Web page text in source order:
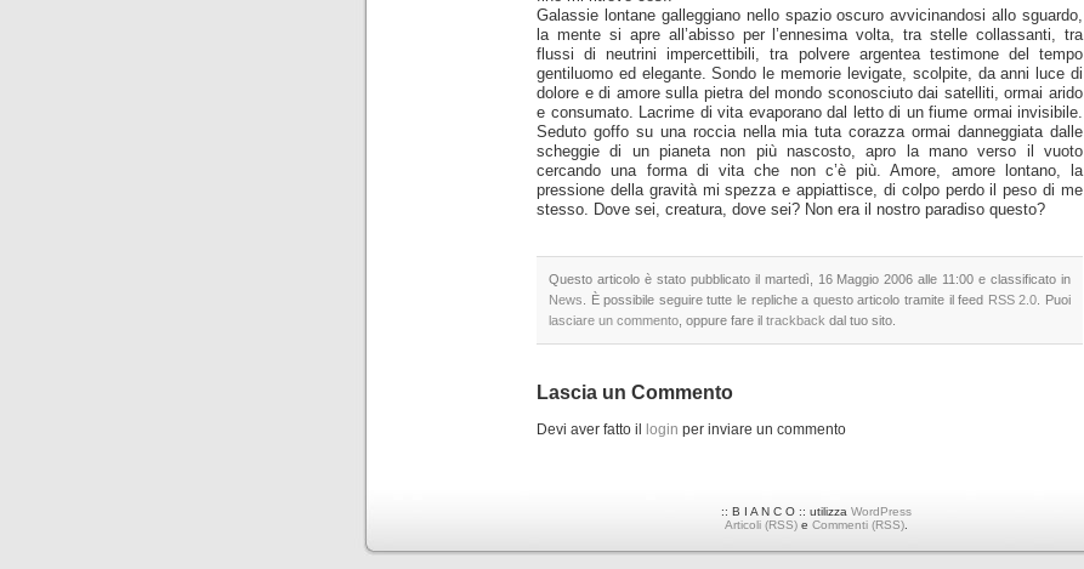
Galassie lontane galleggiano nello spazio oscuro avvicinandosi allo sguardo,
la mente si apre all’abisso per l’ennesima volta, tra stelle collassanti, tra
flussi di neutrini impercettibili, tra polvere argentea testimone del tempo
gentiluomo ed elegante. Sondo le memorie levigate, scolpite, da anni luce di
dolore e di amore sulla pietra del mondo sconosciuto dai satelliti, ormai arido
e consumato. Lacrime di vita evaporano dal letto di un fiume ormai invisibile.
Seduto goffo su una roccia nella mia tuta corazza ormai danneggiata dalle
scheggie di un pianeta non più nascosto, apro la mano verso il vuoto
cercando una forma di vita che non c’è più. Amore, amore lontano, la
pressione della gravità mi spezza e appiattisce, di colpo perdo il peso di me
stesso. Dove sei, creatura, dove sei? Non era il nostro paradiso questo?
Questo articolo è stato pubblicato il martedì, 16 Maggio 2006 alle 11:00 e classificato in
News . È possibile seguire tutte le repliche a questo articolo tramite il feed RSS 2.0 . Puoi
lasciare un commento , oppure fare il trackback dal tuo sito.
Lascia un Commento
Devi aver fatto il login per inviare un commento
:: B I A N C O :: utilizza WordPress
Articoli (RSS)e Commenti (RSS).